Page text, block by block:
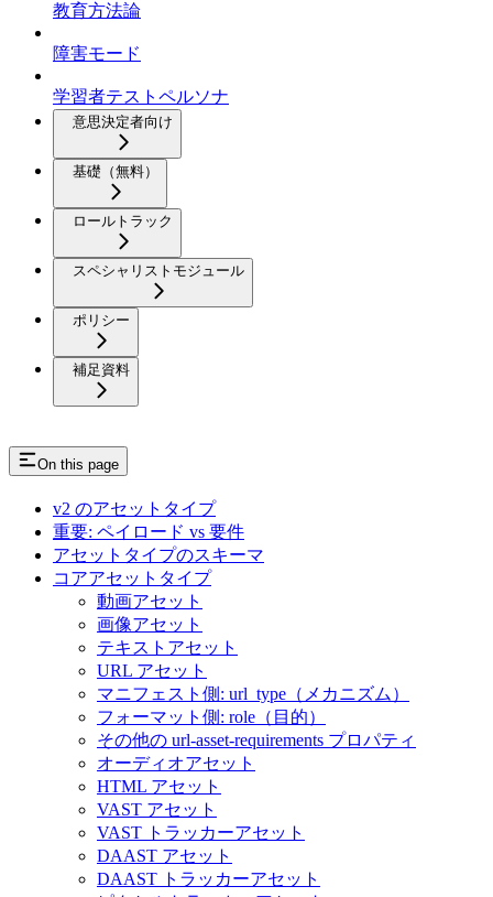
教育方法論
障害モード
学習者テストペルソナ
意思決定者向け
基礎（無料）
ロールトラック
スペシャリストモジュール
ポリシー
補足資料
On this page
v2 のアセットタイプ
重要: ペイロード vs 要件
アセットタイプのスキーマ
コアアセットタイプ
動画アセット
画像アセット
テキストアセット
URL アセット
マニフェスト側: url_type（メカニズム）
フォーマット側: role（目的）
その他の url-asset-requirements プロパティ
オーディオアセット
HTML アセット
VAST アセット
VAST トラッカーアセット
DAAST アセット
DAAST トラッカーアセット